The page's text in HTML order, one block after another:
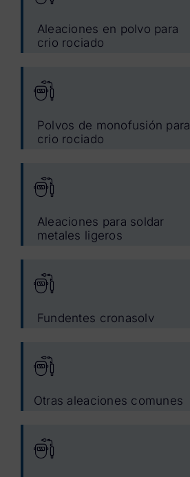
Aleaciones en polvo para
crio rociado
Polvos de monofusión para
crio rociado
Aleaciones para soldar
metales ligeros
Fundentes cronasolv
Otras aleaciones comunes